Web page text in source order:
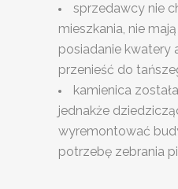
sprzedawcy nie
mieszkania, nie
posiadanie kwatery
przenieść do
kamienica
jednakże
wyremontować
potrzebę zebrania